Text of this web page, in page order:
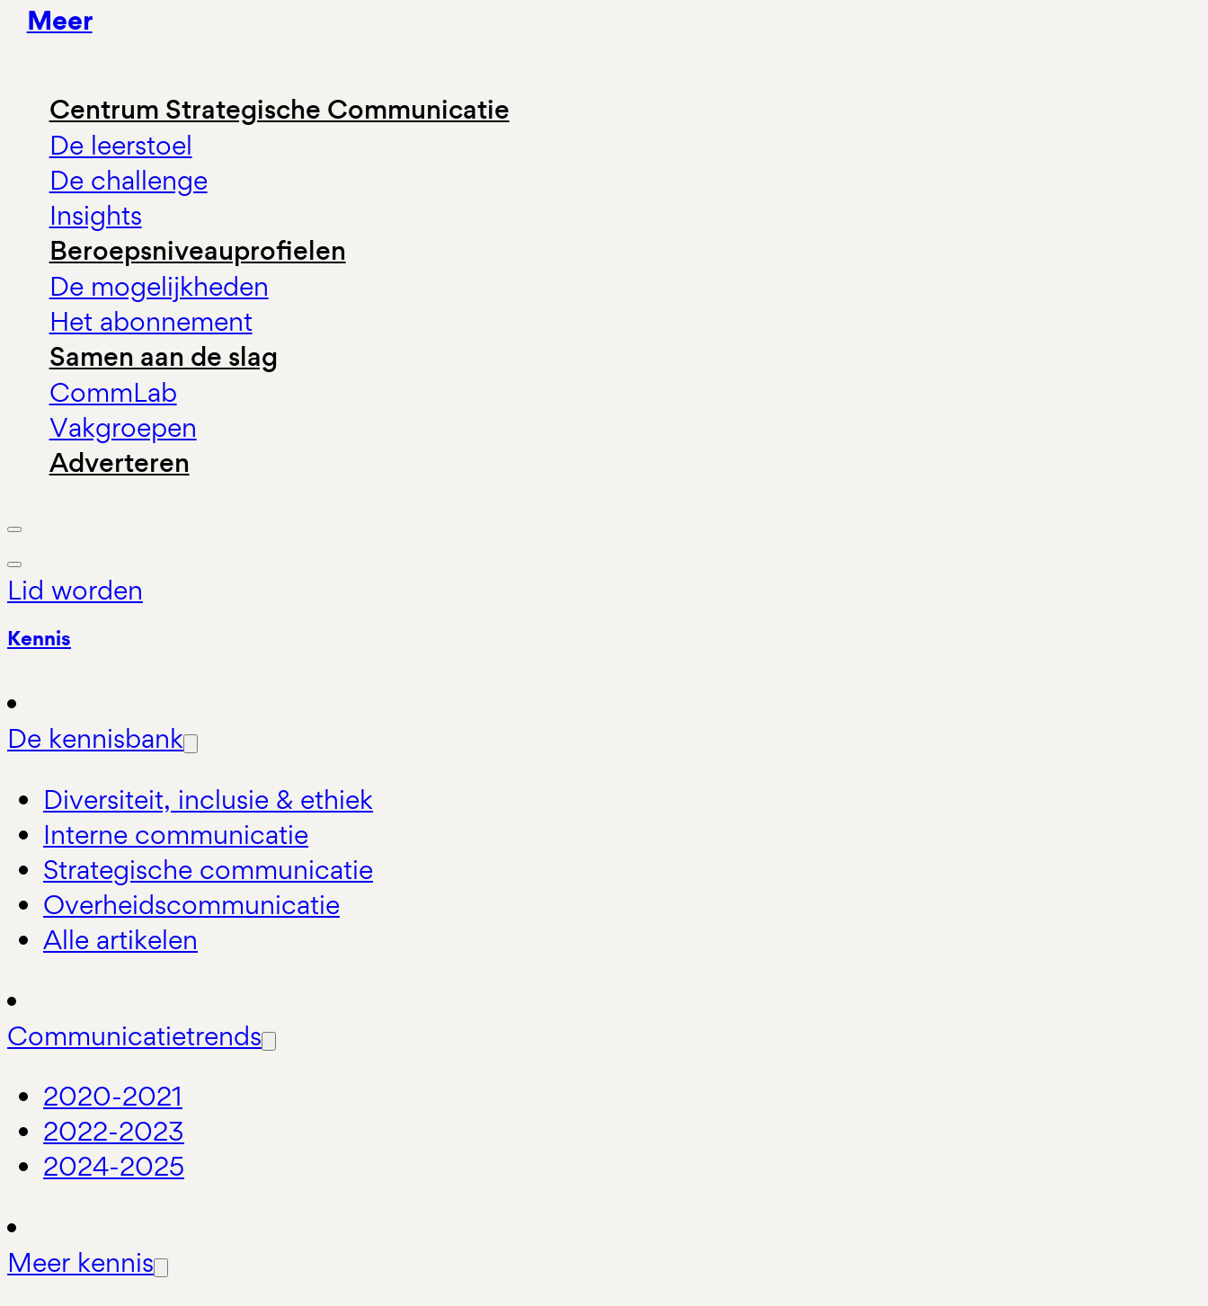
Meer
Centrum Strategische Communicatie
De leerstoel
De challenge
Insights
Beroepsniveauprofielen
De mogelijkheden
Het abonnement
Samen aan de slag
CommLab
Vakgroepen
Adverteren
Lid worden
Kennis
De kennisbank
Diversiteit, inclusie & ethiek
Interne communicatie
Strategische communicatie
Overheidscommunicatie
Alle artikelen
Communicatietrends
2020-2021
2022-2023
2024-2025
Meer kennis